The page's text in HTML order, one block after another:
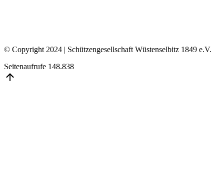
© Copyright 2024 | Schützengesellschaft Wüstenselbitz 1849 e.V.
Seitenaufrufe 148.838